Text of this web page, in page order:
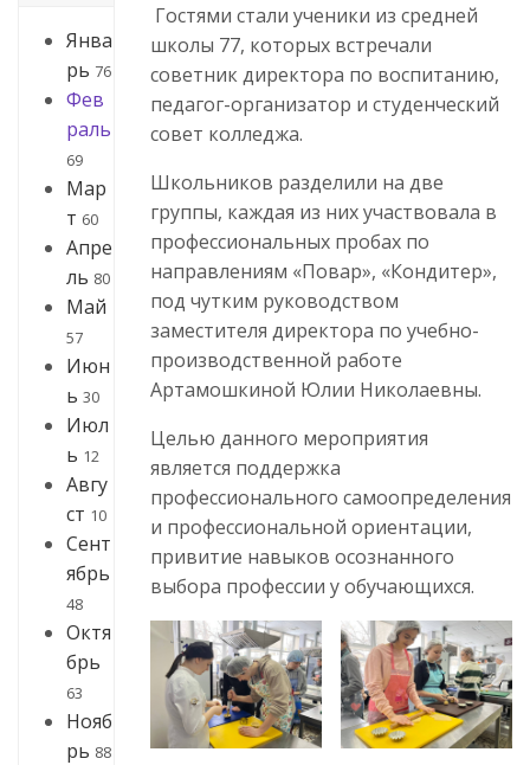
Янва
рь 76
Фев
раль
69
Мар
т 60
Апре
ль 80
Май
57
Июн
ь 30
Июл
ь 12
Авгу
ст 10
Сент
ябрь
48
Октя
брь
63
Нояб
рь 88
Гостями стали ученики из средней
школы 77, которых встречали
советник директора по воспитанию,
педагог-организатор и студенческий
совет колледжа.
Школьников разделили на две
группы, каждая из них участвовала в
профессиональных пробах по
направлениям «Повар», «Кондитер»,
под чутким руководством
заместителя директора по учебно-
производственной работе
Артамошкиной Юлии Николаевны.
Целью данного мероприятия
является поддержка
профессионального самоопределения
и профессиональной ориентации,
привитие навыков осознанного
выбора профессии у обучающихся.